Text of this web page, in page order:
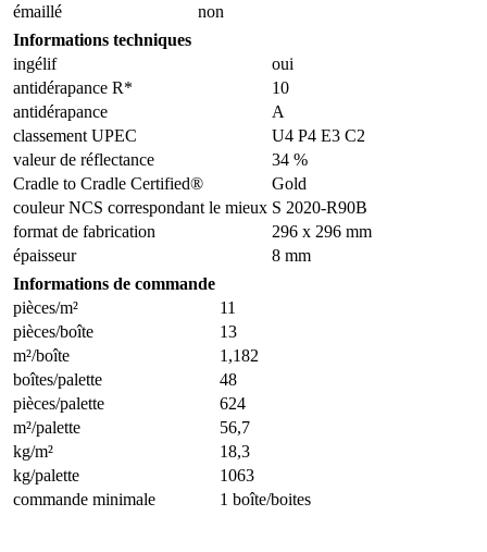
émaillé
non
Informations techniques
ingélif
oui
antidérapance R*
10
antidérapance
A
classement UPEC
U4 P4 E3 C2
valeur de réflectance
34 %
Cradle to Cradle Certified®
Gold
couleur NCS correspondant le mieux S 2020-R90B
format de fabrication
296 x 296 mm
épaisseur
8 mm
Informations de commande
pièces/m²
11
pièces/boîte
13
m²/boîte
1,182
boîtes/palette
48
pièces/palette
624
m²/palette
56,7
kg/m²
18,3
kg/palette
1063
commande minimale
1 boîte/boites